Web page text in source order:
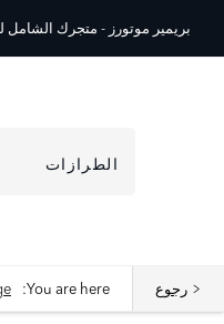
بريمير موتورز - متجرك الشامل
الطرازات
رجوع You are here: